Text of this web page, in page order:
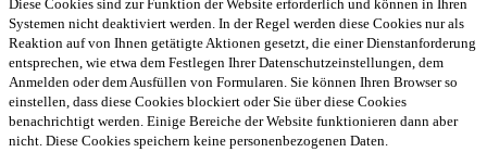
Diese Cookies sind zur Funktion der Website erforderlich und können in Ihren
Systemen nicht deaktiviert werden. In der Regel werden diese Cookies nur als
Reaktion auf von Ihnen getätigte Aktionen gesetzt, die einer Dienstanforderung
entsprechen, wie etwa dem Festlegen Ihrer Datenschutzeinstellungen, dem
Anmelden oder dem Ausfüllen von Formularen. Sie können Ihren Browser so
einstellen, dass diese Cookies blockiert oder Sie über diese Cookies
benachrichtigt werden. Einige Bereiche der Website funktionieren dann aber
nicht. Diese Cookies speichern keine personenbezogenen Daten.